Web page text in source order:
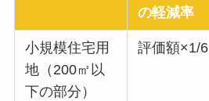
の軽減率
小規模住宅用
地（200㎡以
下の部分）
評価額×1/6